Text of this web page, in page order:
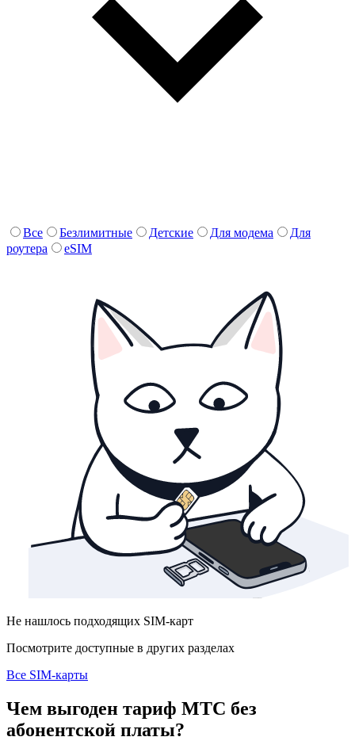
Все Безлимитные Детские Для модема
Для
роутера
eSIM
Не нашлось подходящих SIM-карт
Посмотрите доступные в других разделах
Все SIM-карты
Чем выгоден тариф МТС без
абонентской платы?